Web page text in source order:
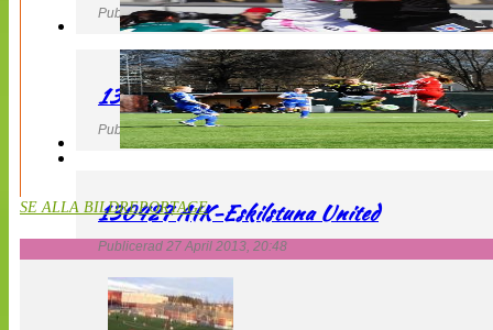
Publicerad 27 April 2013, 21:10
130427 LdB FC Malmö – Mallbackens IF
Publicerad 27 April 2013, 20:54
130427 AIK-Eskilstuna United
Publicerad 27 April 2013, 20:48
SE ALLA BILDREPORTAGE